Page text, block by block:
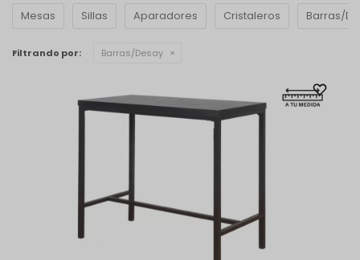
Mesas Sillas Aparadores Cristaleros Barras/
Filtrando por: Barras/Desay